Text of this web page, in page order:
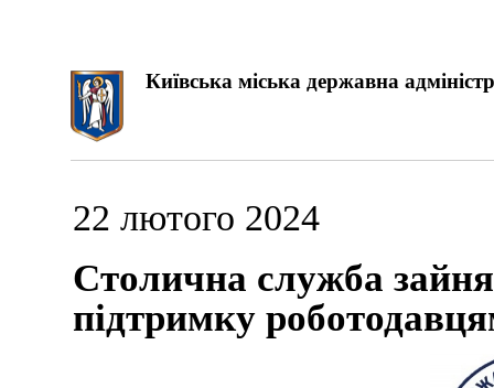
Київська міська державна
22 лютого 2024
Столична служба
підтримку